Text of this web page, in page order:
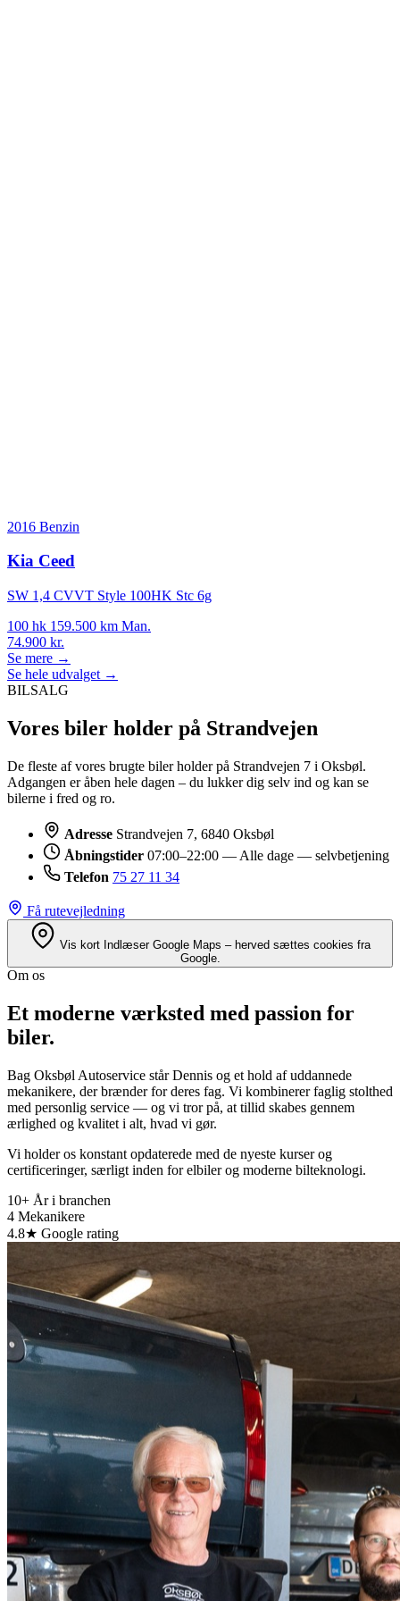
2016 Benzin
Kia Ceed
SW 1,4 CVVT Style 100HK Stc 6g
100 hk 159.500 km Man.
74.900 kr.
Se mere →
Se hele udvalget →
BILSALG
Vores biler holder på Strandvejen
De fleste af vores brugte biler holder på Strandvejen 7 i Oksbøl.
Adgangen er åben hele dagen – du lukker dig selv ind og kan se
bilerne i fred og ro.
Adresse Strandvejen 7, 6840 Oksbøl
Åbningstider 07:00–22:00 — Alle dage — selvbetjening
Telefon 75 27 11 34
Få rutevejledning
Vis kort Indlæser Google Maps – herved sættes cookies fra
Google.
Om os
Et moderne værksted med passion for
biler.
Bag Oksbøl Autoservice står Dennis og et hold af uddannede
mekanikere, der brænder for deres fag. Vi kombinerer faglig stolthed
med personlig service — og vi tror på, at tillid skabes gennem
ærlighed og kvalitet i alt, hvad vi gør.
Vi holder os konstant opdaterede med de nyeste kurser og
certificeringer, særligt inden for elbiler og moderne bilteknologi.
10+ År i branchen
4 Mekanikere
4.8★ Google rating